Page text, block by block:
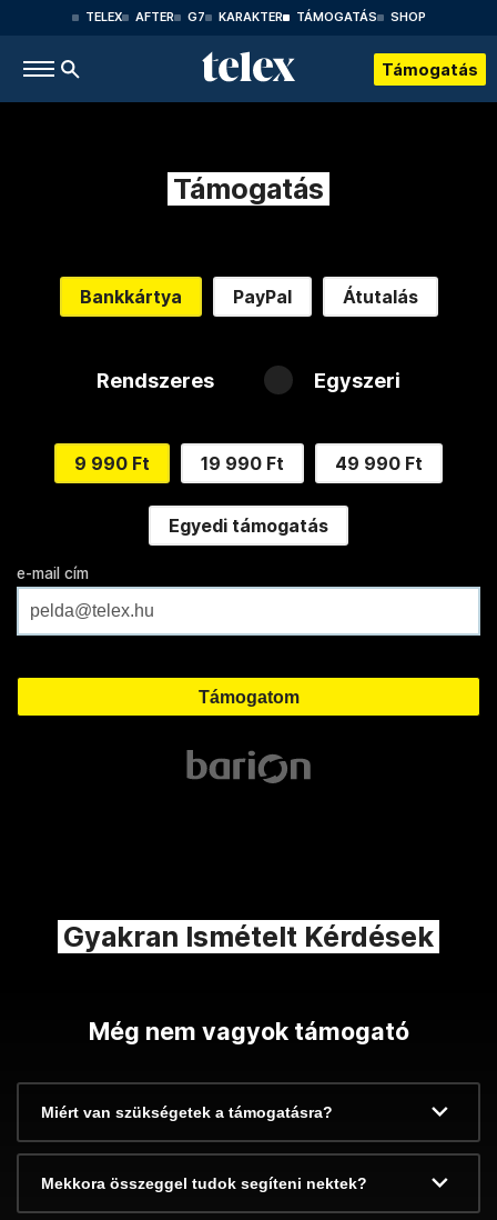
TELEX AFTER G7 KARAKTER TÁMOGATÁS SHOP
Támogatás
Támogatás
Bankkártya PayPal Átutalás
Rendszeres Egyszeri
9 990 Ft 19 990 Ft 49 990 Ft
Egyedi támogatás
e-mail cím
Gyakran Ismételt Kérdések
Még nem vagyok támogató
Miért van szükségetek a támogatásra?
Mekkora összeggel tudok segíteni nektek?